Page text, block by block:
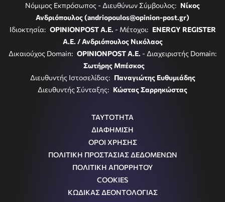
Νόμιμος Εκπρόσωπος - Διευθύνων Σύμβουλος: Νίκος
Ανδριόπουλος (andriopoulos@opinion-post.gr)
Ιδιοκτησία: OPINIONPOST A.E. - Μέτοχοι: ENERGY REGISTER
Α.Ε. / Ανδριόπουλος Νικόλαος
Δικαιούχος Domain: OPINIONPOST A.E. - Διαχειριστής Domain:
Σωτήρης Μπέσκος
Διευθυντής Ιστοσελίδας: Παναγιώτης Ευθυμιάδης
Διευθυντής Σύνταξης: Κώστας Σαρρηκώστας
ΤΑΥΤΟΤΗΤΑ
ΔΙΑΦΗΜΙΣΗ
ΟΡΟΙ ΧΡΗΣΗΣ
ΠΟΛΙΤΙΚΗ ΠΡΟΣΤΑΣΙΑΣ ΔΕΔΟΜΕΝΩΝ
ΠΟΛΙΤΙΚΗ ΑΠΟΡΡΗΤΟΥ
COOKIES
ΚΩΔΙΚΑΣ ΔΕΟΝΤΟΛΟΓΙΑΣ